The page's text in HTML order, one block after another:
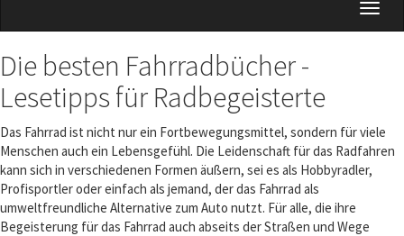
Die besten Fahrradbücher -
Lesetipps für Radbegeisterte
Das Fahrrad ist nicht nur ein Fortbewegungsmittel, sondern für viele
Menschen auch ein Lebensgefühl. Die Leidenschaft für das Radfahren
kann sich in verschiedenen Formen äußern, sei es als Hobbyradler,
Profisportler oder einfach als jemand, der das Fahrrad als
umweltfreundliche Alternative zum Auto nutzt. Für alle, die ihre
Begeisterung für das Fahrrad auch abseits der Straßen und Wege